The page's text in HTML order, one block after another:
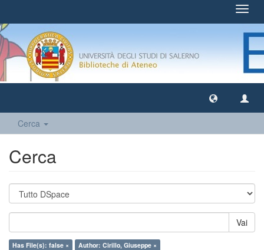
Cerca
Cerca
Vai
Has File(s): false ×
Author: Cirillo, Giuseppe ×